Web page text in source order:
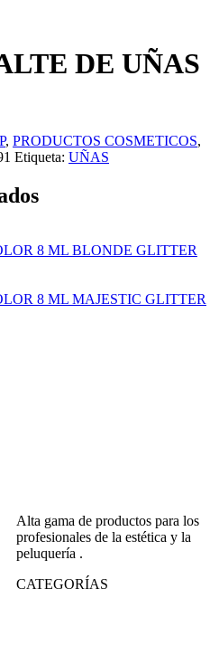
DE UÑAS
, PRODUCTOS COSMETICOS,
Etiqueta: UÑAS
8 ML BLONDE GLITTER
8 ML MAJESTIC GLITTER
Alta gama de productos para los
profesionales de la estética y la
peluquería .
CATEGORÍAS